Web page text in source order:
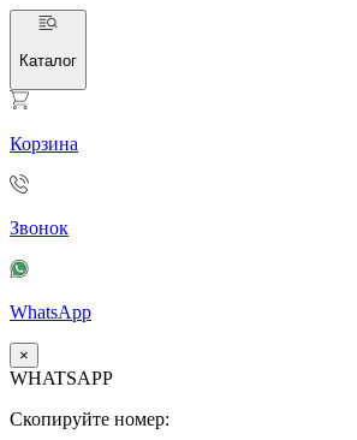
Каталог
Корзина
Звонок
WhatsApp
×
WHATSAPP
Скопируйте номер: